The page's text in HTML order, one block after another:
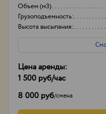
Объем (м3)
Грузоподъемность:
Высота высыпания:
Цена аренды:
1 500 руб/час
8 000 руб/смена